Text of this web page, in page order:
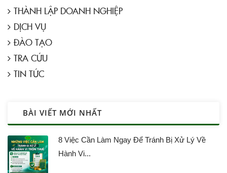
THÀNH LẬP DOANH NGHIỆP
DỊCH VỤ
ĐÀO TẠO
TRA CỨU
TIN TỨC
BÀI VIẾT MỚI NHẤT
8 Việc Cần Làm Ngay Để Tránh Bị Xử Lý Về
Hành Vi...